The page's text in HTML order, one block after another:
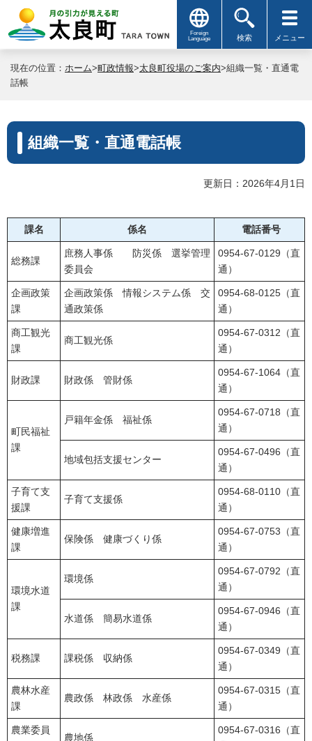
Foreign
Language
検索 メニュー
現在の位置： ホーム>町政情報>太良町役場のご案内>組織一覧・直通電
話帳
組織一覧・直通電話帳
更新日：2026年4月1日
課名 係名 電話番号
総務課
庶務人事係 防災係 選挙管理
委員会
0954-67-0129（直
通）
企画政策
課
企画政策係 情報システム係 交
通政策係
0954-68-0125（直
通）
商工観光
課
商工観光係
0954-67-0312（直
通）
財政課 財政係 管財係
0954-67-1064（直
通）
町民福祉
課
戸籍年金係 福祉係
0954-67-0718（直
通）
地域包括支援センター
0954-67-0496（直
通）
子育て支
援課
子育て支援係
0954-68-0110（直
通）
健康増進
課
保険係 健康づくり係
0954-67-0753（直
通）
環境水道
課
環境係
0954-67-0792（直
通）
水道係 簡易水道係
0954-67-0946（直
通）
税務課 課税係 収納係
0954-67-0349（直
通）
農林水産
課
農政係 林政係 水産係
0954-67-0315（直
通）
農業委員
農地係
0954-67-0316（直